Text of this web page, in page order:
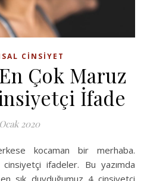
CINSIYET
Çok Maruz
İfade
2020
cinsiyetçi ifadeler. Bu yazımda